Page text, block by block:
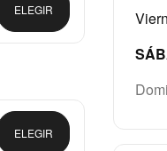
ELEGIR
ELEGIR